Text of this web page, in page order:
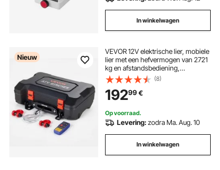
In winkelwagen
Nieuw
VEVOR 12V elektrische lier, mobiele
lier met een hefvermogen van 2721
kg en afstandsbediening,
draagbare motorlier met
synthetisch touw, touwgeleider,
sluitinghaak, spanband en
draagtas, elektrische lier voor ATV,
UTV en offroadvoertuigen.
(8)
19299€
Op voorraad.
Levering:zodra Ma. Aug. 10
In winkelwagen